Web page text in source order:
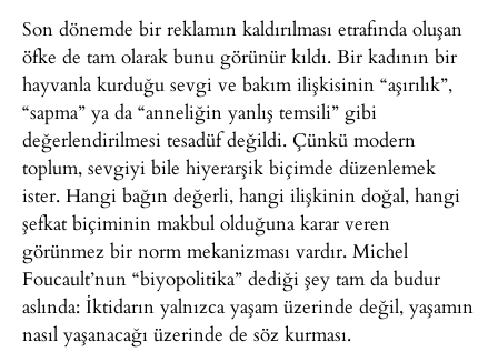
Son dönemde bir reklamın kaldırılması etrafında oluşan
öfke de tam olarak bunu görünür kıldı. Bir kadının bir
hayvanla kurduğu sevgi ve bakım ilişkisinin “aşırılık”,
“sapma” ya da “anneliğin yanlış temsili” gibi
değerlendirilmesi tesadüf değildi. Çünkü modern
toplum, sevgiyi bile hiyerarşik biçimde düzenlemek
ister. Hangi bağın değerli, hangi ilişkinin doğal, hangi
şefkat biçiminin makbul olduğuna karar veren
görünmez bir norm mekanizması vardır. Michel
Foucault’nun “biyopolitika” dediği şey tam da budur
aslında: İktidarın yalnızca yaşam üzerinde değil, yaşamın
nasıl yaşanacağı üzerinde de söz kurması.